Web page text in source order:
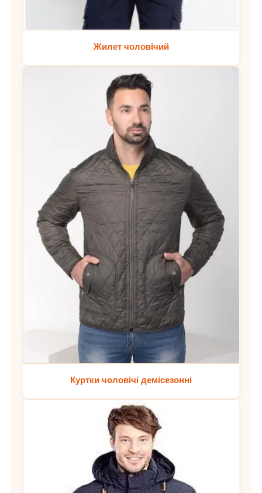
Жилет чоловічий
Куртки чоловічі демісезонні